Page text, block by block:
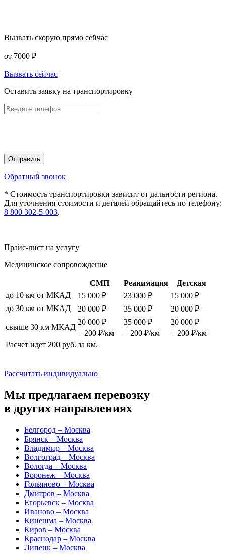
Вызвать скорую прямо сейчас
от 7000 ₽
Вызвать сейчас
Оставить заявку на транспортировку
Отправить
Обратный звонок
* Стоимость транспортировки зависит от дальности региона.
Для уточнения стоимости и деталей обращайтесь по телефону:
8 800 302-5-003.
Прайс-лист на услугу
Медицинское сопровождение
СМП Реанимация
Детская
до 10 км от МКАД
15 000 ₽ 23 000 ₽
15 000 ₽
до 30 км от МКАД
20 000 ₽ 35 000 ₽ 20 000 ₽
свыше 30 км МКАД
20 000 ₽
+ 200 ₽/км
35 000 ₽
+ 200 ₽/км
20 000 ₽
+ 200 ₽/км
Расчет идет 200 руб. за км.
Рассчитать индивидуально
Мы предлагаем перевозку
в других направлениях
Белгород – Москва
Брянск – Москва
Владимир – Москва
Волгоград – Москва
Вологда – Москва
Воронеж – Москва
Гольяново – Москва
Дмитров – Москва
Егорьевск – Москва
Иваново – Москва
Кинешма – Москва
Киров – Москва
Краснодар – Москва
Липецк – Москва